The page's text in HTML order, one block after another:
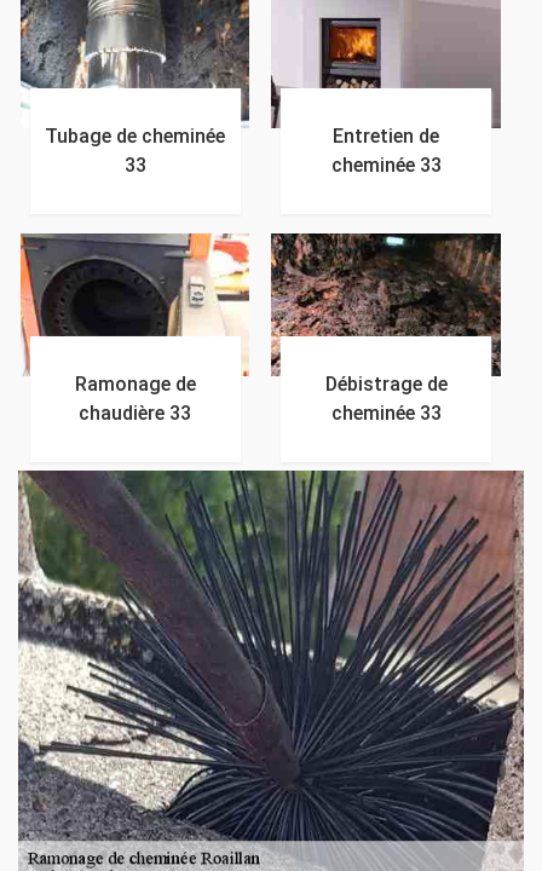
Tubage de cheminée
33
Entretien de
cheminée 33
Ramonage de
chaudière 33
Débistrage de
cheminée 33